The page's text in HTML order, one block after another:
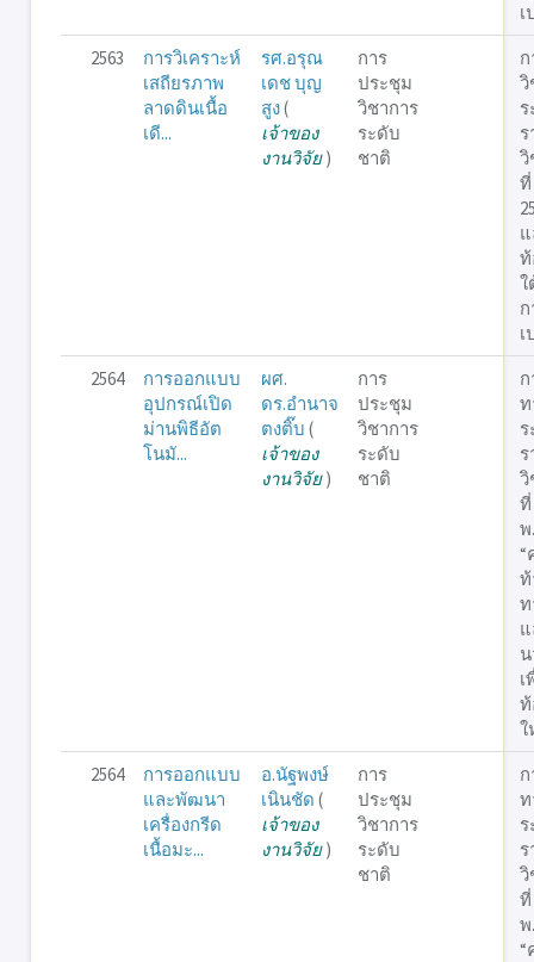
2563
การวิเคราะห์
เสถียรภาพ
ลาดดินเนื้อ
เดี...
รศ.อรุณ
เดช บุญ
สูง(
เจ้าของ
งานวิจัย)
การ
ประชุม
วิชาการ
ระดับ
ชาติ
วิ
วิ
ที่
ก
2564
การออกแบบ
อุปกรณ์เปิด
ม่านพิธีอัต
โนมั...
ผศ.
ดร.อำนาจ
ตงติ๊บ (
เจ้าของ
งานวิจัย)
การ
ประชุม
วิชาการ
ระดับ
ชาติ
ท
วิ
ที่
พ
“
ท
ท้
ใ
2564
การออกแบบ
และพัฒนา
เครื่องกรีด
เนื้อมะ...
อ.นัฐพงษ์
เนินชัด (
เจ้าของ
งานวิจัย)
การ
ประชุม
วิชาการ
ระดับ
ชาติ
ท
วิ
ที่
พ
“